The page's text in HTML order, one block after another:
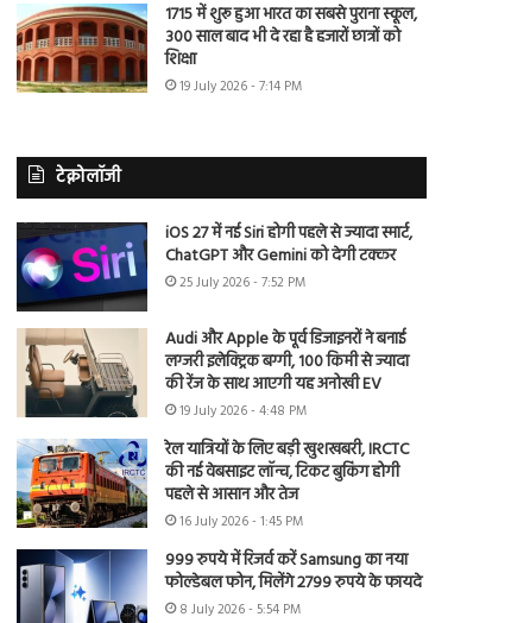
1715 में शुरू हुआ भारत का सबसे पुराना स्कूल,
300 साल बाद भी दे रहा है हजारों छात्रों को
शिक्षा
19 July 2026 - 7:14 PM
टेक्नोलॉजी
iOS 27 में नई Siri होगी पहले से ज्यादा स्मार्ट,
ChatGPT और Gemini को देगी टक्कर
25 July 2026 - 7:52 PM
Audi और Apple के पूर्व डिजाइनरों ने बनाई
लग्जरी इलेक्ट्रिक बग्गी, 100 किमी से ज्यादा
की रेंज के साथ आएगी यह अनोखी EV
19 July 2026 - 4:48 PM
रेल यात्रियों के लिए बड़ी खुशखबरी, IRCTC
की नई वेबसाइट लॉन्च, टिकट बुकिंग होगी
पहले से आसान और तेज
16 July 2026 - 1:45 PM
999 रुपये में रिजर्व करें Samsung का नया
फोल्डेबल फोन, मिलेंगे 2799 रुपये के फायदे
8 July 2026 - 5:54 PM